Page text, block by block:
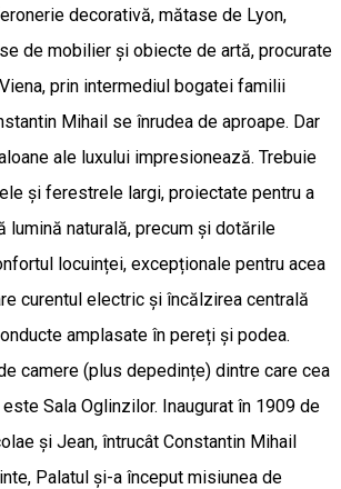
decorativă, mătase de Lyon,
de mobilier și obiecte de artă, procurate
prin intermediul bogatei familii
Mihail se înrudea de aproape. Dar
ale luxului impresionează. Trebuie
și ferestrele largi, proiectate pentru a
lumină naturală, precum și dotările
locuinței, excepționale pentru acea
curentul electric și încălzirea centrală
amplasate în pereți și podea.
camere (plus depedințe) dintre care cea
Sala Oglinzilor. Inaugurat în 1909 de
și Jean, întrucât Constantin Mihail
Palatul și-a început misiunea de